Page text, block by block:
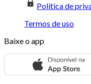
Política de
Termos de uso
Baixe o app